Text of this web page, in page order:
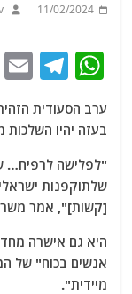
11/02/2024
W
at
s
A
p
p
T
e
g
ra
m
ערב הסעודית
בעזה יהיו השלכות
"לפלישה לרפיח…
שלתוקפנות
[קשות]", אמר
היא גם אישרה
אנשים בכוח" של
מיידית".